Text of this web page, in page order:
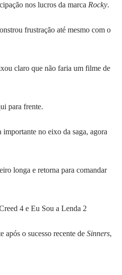
nos lucros da marca Rocky.
frustração até mesmo com o
claro que não faria um filme de
para frente.
no eixo da saga, agora
longa e retorna para comandar
4 e Eu Sou a Lenda 2
após o sucesso recente de Sinners,